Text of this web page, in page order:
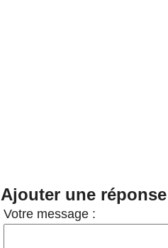
Ajouter une réponse
Votre message :